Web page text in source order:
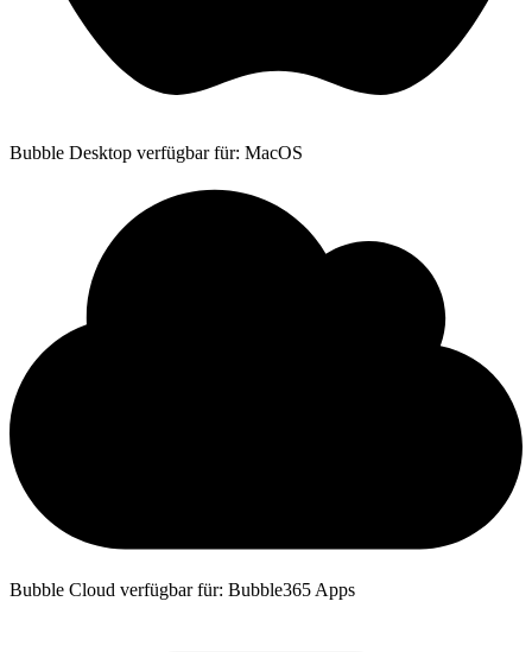
Bubble Desktop verfügbar für: MacOS
Bubble Cloud verfügbar für: Bubble365 Apps